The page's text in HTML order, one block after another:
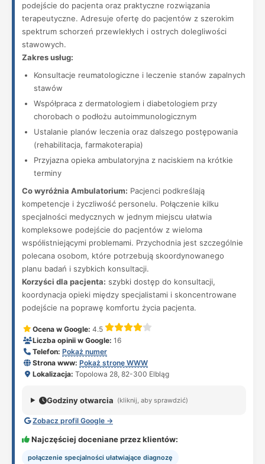
podejście do pacjenta oraz praktyczne rozwiązania
terapeutyczne. Adresuje ofertę do pacjentów z szerokim
spektrum schorzeń przewlekłych i ostrych dolegliwości
stawowych.
Zakres usług:
Konsultacje reumatologiczne i leczenie stanów zapalnych
stawów
Współpraca z dermatologiem i diabetologiem przy
chorobach o podłożu autoimmunologicznym
Ustalanie planów leczenia oraz dalszego postępowania
(rehabilitacja, farmakoterapia)
Przyjazna opieka ambulatoryjna z naciskiem na krótkie
terminy
Co wyróżnia Ambulatorium: Pacjenci podkreślają
kompetencje i życzliwość personelu. Połączenie kilku
specjalności medycznych w jednym miejscu ułatwia
kompleksowe podejście do pacjentów z wieloma
współistniejącymi problemami. Przychodnia jest szczególnie
polecana osobom, które potrzebują skoordynowanego
planu badań i szybkich konsultacji.
Korzyści dla pacjenta: szybki dostęp do konsultacji,
koordynacja opieki między specjalistami i skoncentrowane
podejście na poprawę komfortu życia pacjenta.
Ocena w Google: 4.5
Liczba opinii w Google: 16
Telefon: Pokaż numer
Strona www: Pokaż stronę WWW
Lokalizacja: Topolowa 28, 82-300 Elbląg
Godziny otwarcia (kliknij, aby sprawdzić)
Zobacz profil Google →
Najczęściej doceniane przez klientów:
połączenie specjalności ułatwiające diagnozę